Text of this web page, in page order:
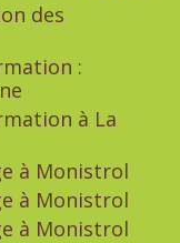
des
:
à La
à Monistrol
à Monistrol
à Monistrol